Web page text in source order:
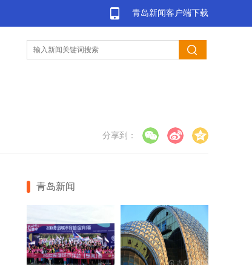
青岛新闻客户端下载
分享到：
青岛新闻